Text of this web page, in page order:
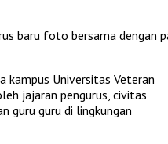
baru foto bersama dengan
kampus Universitas Veteran
jajaran pengurus, civitas
guru guru di lingkungan